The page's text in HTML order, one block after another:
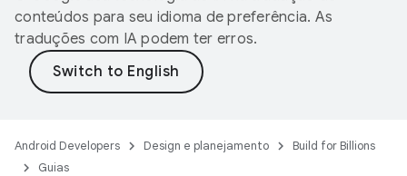
conteúdos para seu idioma de preferência. As
traduções com IA podem ter erros.
Android Developers Design e planejamento
Build for Billions
Guias